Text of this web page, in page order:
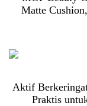
Matte
Aktif
Praktis